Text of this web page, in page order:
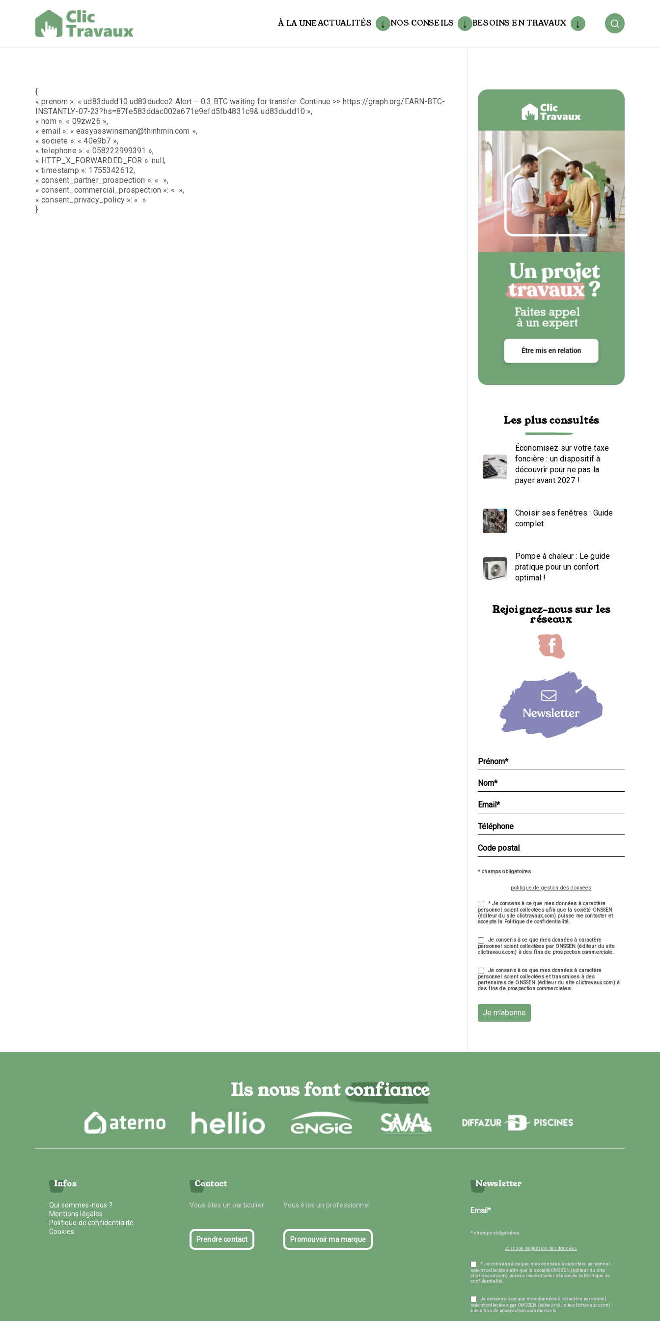
À LA UNEACTUALITÉS NOS CONSEILS BESOINS EN TRAVAUX
{
« prenom »: « ud83dudd10 ud83dudce2 Alert – 0.3 BTC waiting for transfer. Continue >> https://graph.org/EARN-BTC-
INSTANTLY-07-23?hs=87fe583ddac002a671e9efd5fb4831c9& ud83dudd10 »,
« nom »: « 09zw26 »,
« email »: « easyasswinsman@thinhmin.com »,
« societe »: « 40e9b7 »,
« telephone »: « 058222999391 »,
« HTTP_X_FORWARDED_FOR »: null,
« timestamp »: 1755342612,
« consent_partner_prospection »: « »,
« consent_commercial_prospection »: « »,
« consent_privacy_policy »: « »
}
Les plus consultés
Économisez sur votre taxe
foncière : un dispositif à
découvrir pour ne pas la
payer avant 2027 !
Choisir ses fenêtres : Guide
complet
Pompe à chaleur : Le guide
pratique pour un confort
optimal !
Rejoignez-nous sur les
réseaux
* champs obligatoires
politique de gestion des données
* Je consens à ce que mes données à caractère
personnel soient collectées afin que la société ONSSEN
(éditeur du site clictravaux.com) puisse me contacter et
accepte la Politique de confidentialité.
Je consens à ce que mes données à caractère
personnel soient collectées par ONSSEN (éditeur du site
clictravaux.com) à des fins de prospection commerciale.
Je consens à ce que mes données à caractère
personnel soient collectées et transmises à des
partenaires de ONSSEN (éditeur du site clictravaux.com) à
des fins de prospection commerciales.
Je m'abonne
Ils nous font confiance
Infos
Qui sommes-nous ?
Mentions légales
Politique de confidentialité
Cookies
Contact
Vous êtes un particulier Vous êtes un professionnel
Prendre contact Promouvoir ma marque
Newsletter
* champs obligatoires
politique de gestion des données
* Je consens à ce que mes données à caractère personnel
soient collectées afin que la société ONSSEN (éditeur du site
clictravaux.com) puisse me contacter et accepte la Politique de
confidentialité.
Je consens à ce que mes données à caractère personnel
soient collectées par ONSSEN (éditeur du site clictravaux.com)
à des fins de prospection commerciale.